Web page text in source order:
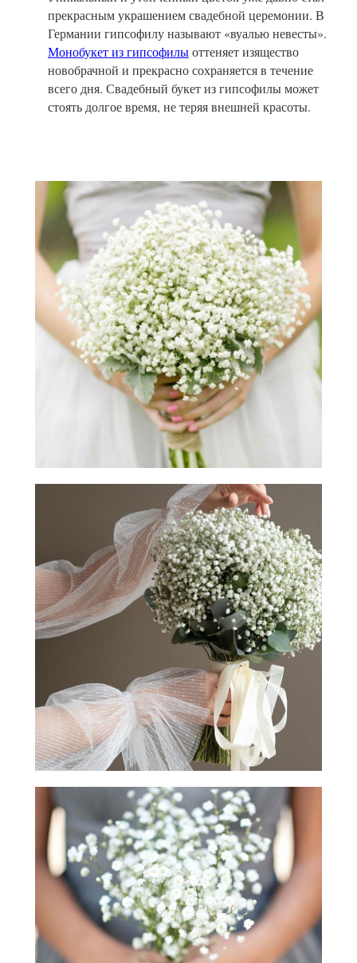
прекрасным украшением свадебной церемонии. В
Германии гипсофилу называют «вуалью невесты».
Монобукет из гипсофилыоттеняет изящество
новобрачной и прекрасно сохраняется в течение
всего дня. Свадебный букет из гипсофилы может
стоять долгое время, не теряя внешней красоты.